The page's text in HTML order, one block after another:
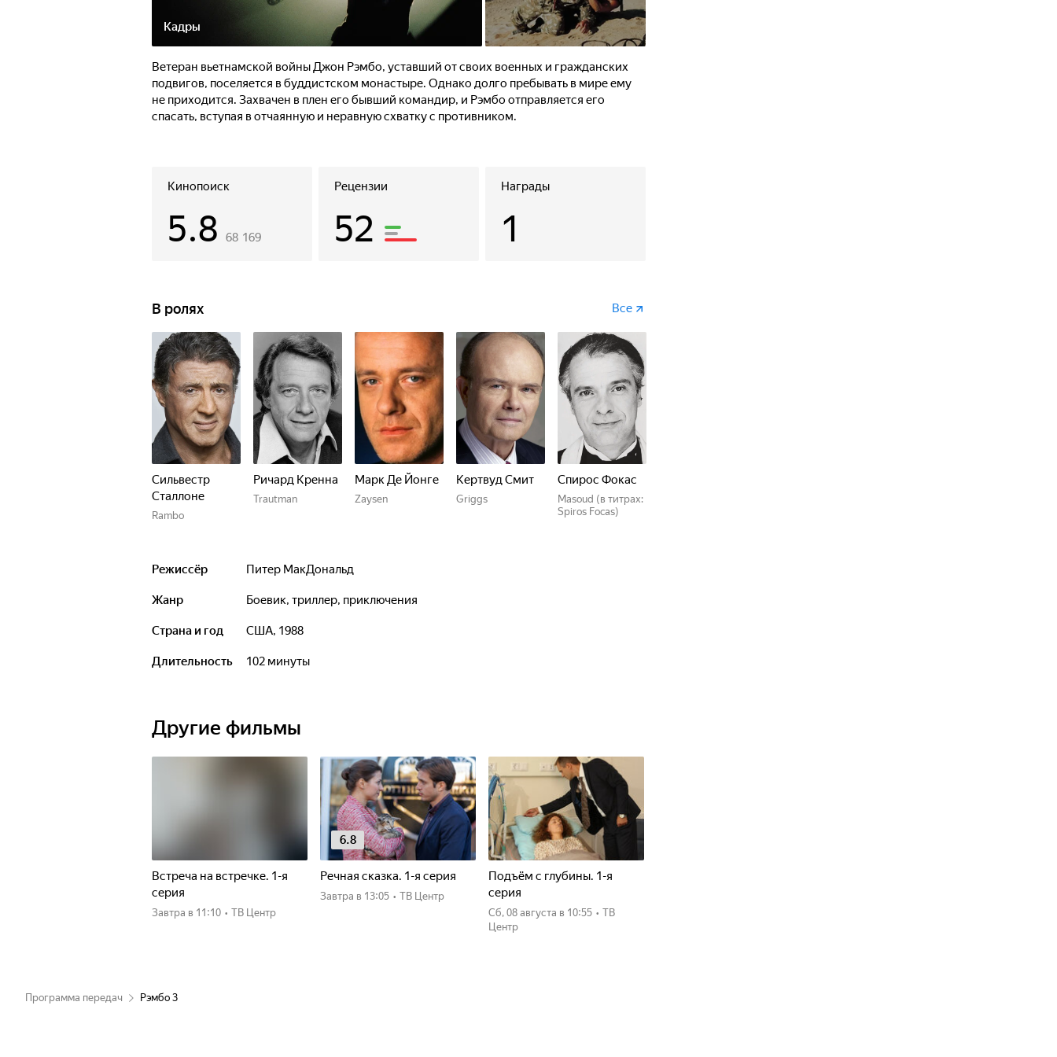
Кадры
Ветеран вьетнамской войны Джон Рэмбо, уставший от своих военных и гражданских
подвигов, поселяется в буддистском монастыре. Однако долго пребывать в мире ему
не приходится. Захвачен в плен его бывший командир, и Рэмбо отправляется его
спасать, вступая в отчаянную и неравную схватку с противником.
Кинопоиск
5.8 68 169
Рецензии
52
Награды
1
В ролях Все
Сильвестр
Сталлоне
Rambo
Ричард Кренна
Trautman
Марк Де Йонге
Zaysen
Кертвуд Смит
Griggs
Спирос Фокас
Masoud (в титрах:
Spiros Focas)
Режиссёр Питер МакДональд
Жанр боевик, триллер, приключения
Страна и год США, 1988
Длительность 102 минуты
Другие фильмы
Встреча на встречке. 1-я
серия
Завтра в 11:10 • ТВ Центр
6.8
Речная сказка. 1-я серия
Завтра в 13:05 • ТВ Центр
Подъём с глубины. 1-я
серия
сб, 08 августа в 10:55 • ТВ
Центр
Программа передач Рэмбо 3